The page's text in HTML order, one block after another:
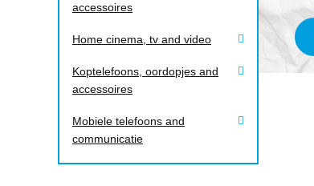
accessoires
Home cinema, tv and video
Koptelefoons, oordopjes and
accessoires
Mobiele telefoons and
communicatie